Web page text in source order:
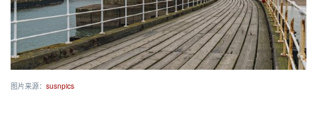
图片来源： susnpics